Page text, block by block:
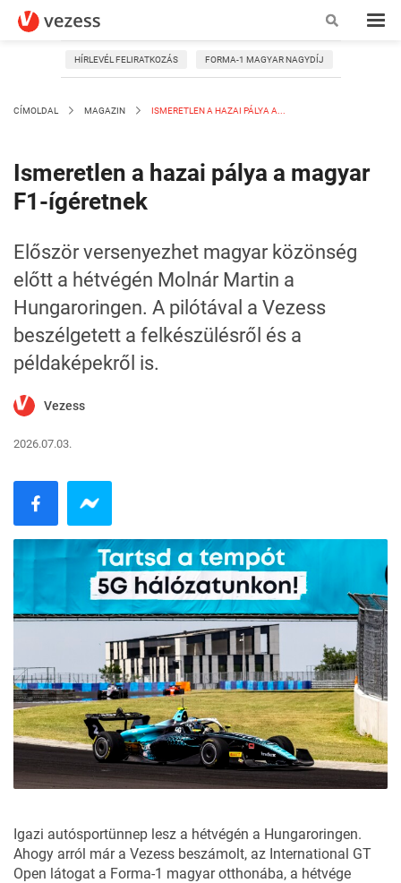
HÍRLEVÉL FELIRATKOZÁS FORMA-1 MAGYAR NAGYDÍJ
CÍMOLDAL MAGAZIN ISMERETLEN A HAZAI PÁLYA A...
Ismeretlen a hazai pálya a magyar
F1-ígéretnek
Először versenyezhet magyar közönség
előtt a hétvégén Molnár Martin a
Hungaroringen. A pilótával a Vezess
beszélgetett a felkészülésről és a
példaképekről is.
Vezess
2026.07.03.
Igazi autósportünnep lesz a hétvégén a Hungaroringen.
Ahogy arról már a Vezess beszámolt, az International GT
Open látogat a Forma-1 magyar otthonába, a hétvége